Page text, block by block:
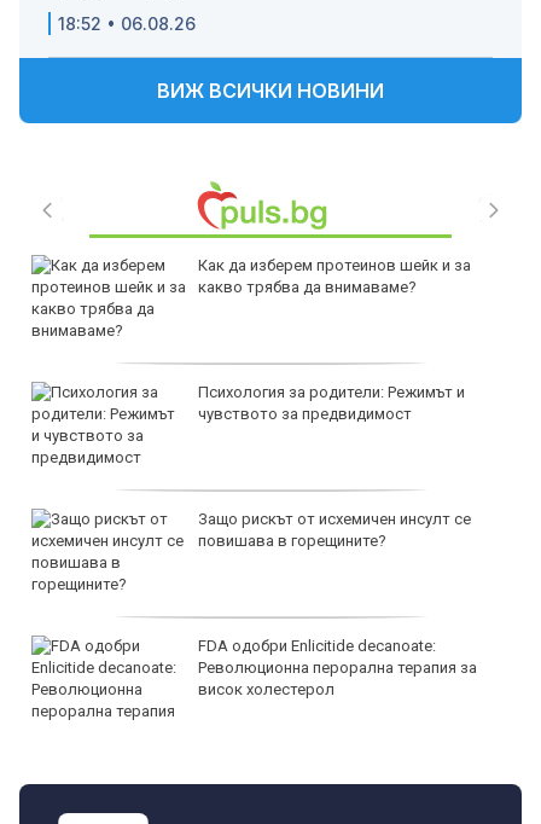
18:52 • 06.08.26
ВИЖ ВСИЧКИ НОВИНИ
Как да изберем протеинов шейк и за
какво трябва да внимаваме?
Психология за родители: Режимът и
чувството за предвидимост
Защо рискът от исхемичен инсулт се
повишава в горещините?
FDA одобри Еnlicitide decanoate:
Революционна перорална терапия за
висок холестерол